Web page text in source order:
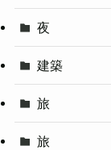
夜
建築
旅
旅